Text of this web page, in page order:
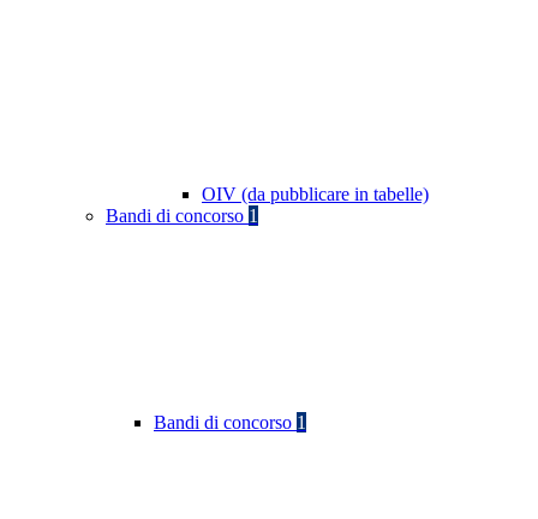
OIV (da pubblicare in tabelle)
Bandi di concorso 1
Bandi di concorso 1